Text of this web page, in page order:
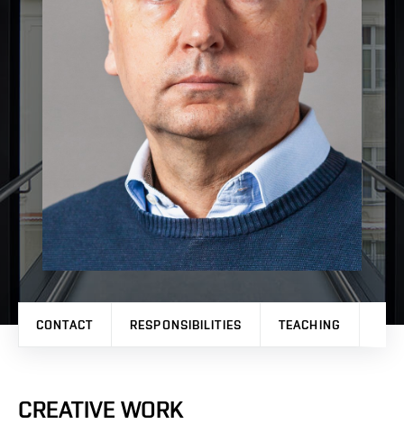
CONTACT RESPONSIBILITIES TEACHING
CREATIVE WORK